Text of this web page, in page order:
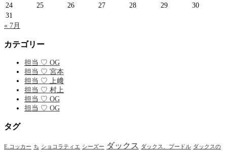
24
25 26 27 28 29
30
31
« 7月
カテゴリー
担当 ♡ OG
担当 ♡ 宮本
担当 ♡ 上﨑
担当 ♡ 村上
担当 ♡ OG
担当 ♡ OG
タグ
E.コッカー ち ショコラティエ シーズー ダックス ダックス、プードル ダックスの